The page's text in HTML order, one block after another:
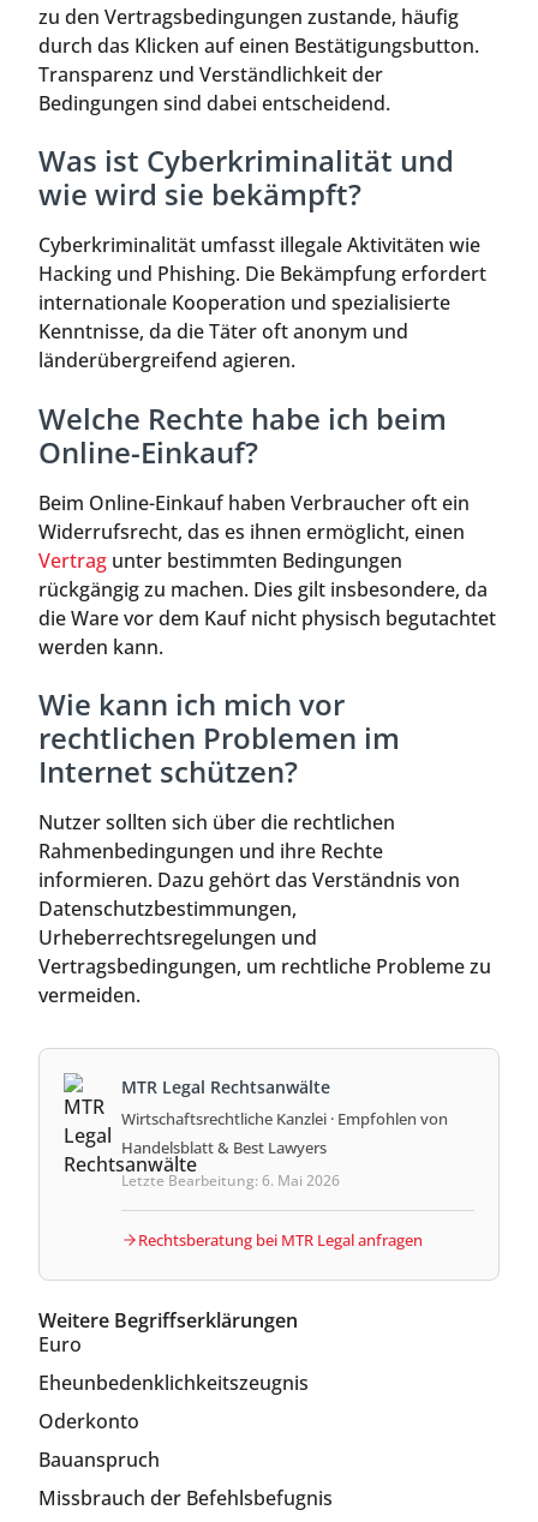
zu den Vertragsbedingungen zustande, häufig
durch das Klicken auf einen Bestätigungsbutton.
Transparenz und Verständlichkeit der
Bedingungen sind dabei entscheidend.
Was ist Cyberkriminalität und
wie wird sie bekämpft?
Cyberkriminalität umfasst illegale Aktivitäten wie
Hacking und Phishing. Die Bekämpfung erfordert
internationale Kooperation und spezialisierte
Kenntnisse, da die Täter oft anonym und
länderübergreifend agieren.
Welche Rechte habe ich beim
Online-Einkauf?
Beim Online-Einkauf haben Verbraucher oft ein
Widerrufsrecht, das es ihnen ermöglicht, einen
Vertrag unter bestimmten Bedingungen
rückgängig zu machen. Dies gilt insbesondere, da
die Ware vor dem Kauf nicht physisch begutachtet
werden kann.
Wie kann ich mich vor
rechtlichen Problemen im
Internet schützen?
Nutzer sollten sich über die rechtlichen
Rahmenbedingungen und ihre Rechte
informieren. Dazu gehört das Verständnis von
Datenschutzbestimmungen,
Urheberrechtsregelungen und
Vertragsbedingungen, um rechtliche Probleme zu
vermeiden.
MTR Legal Rechtsanwälte
Wirtschaftsrechtliche Kanzlei · Empfohlen von
Handelsblatt & Best Lawyers
Letzte Bearbeitung: 6. Mai 2026
Rechtsberatung bei MTR Legal anfragen
Weitere Begriffserklärungen
Euro
Eheunbedenklichkeitszeugnis
Oderkonto
Bauanspruch
Missbrauch der Befehlsbefugnis